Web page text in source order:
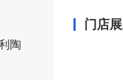
陶
门店